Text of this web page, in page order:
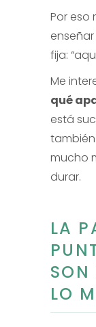
Por eso
fija:
Me
qué
está
mucho
durar.
LA
SON
LO